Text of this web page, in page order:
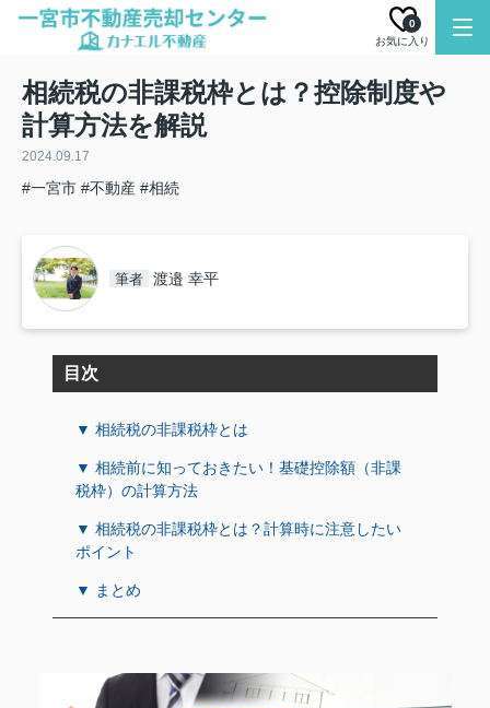
お気に入り
0
相続税の非課税枠とは？控除制度や
計算方法を解説
2024.09.17
#一宮市 #不動産 #相続
筆者 渡邉 幸平
目次
▼ 相続税の非課税枠とは
▼ 相続前に知っておきたい！基礎控除額（非課
税枠）の計算方法
▼ 相続税の非課税枠とは？計算時に注意したい
ポイント
▼ まとめ